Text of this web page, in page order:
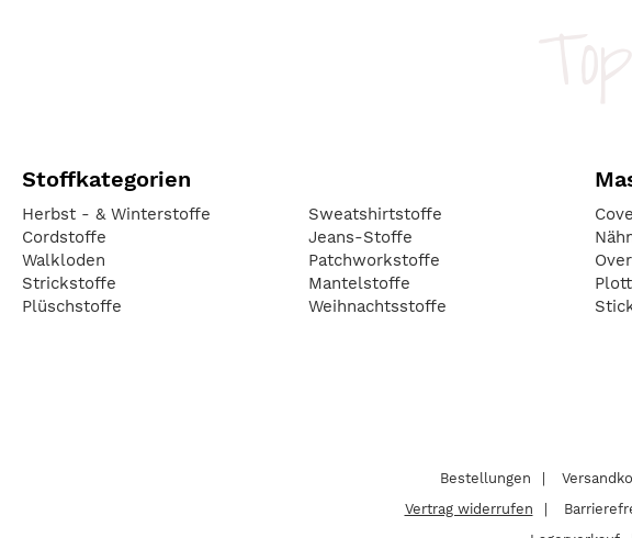
Stoffkategorien
Herbst - & Winterstoffe
Cordstoffe
Walkloden
Strickstoffe
Plüschstoffe
Sweatshirtstoffe
Jeans-Stoffe
Patchworkstoffe
Mantelstoffe
Weihnachtsstoffe
Bestellungen
Vertrag widerrufen